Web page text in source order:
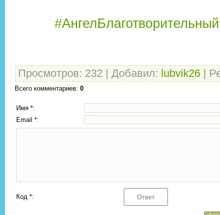
Просмотров: 232 Добавил: lubvik26
Всего комментариев: 0
Имя *:
Email *:
Код *: